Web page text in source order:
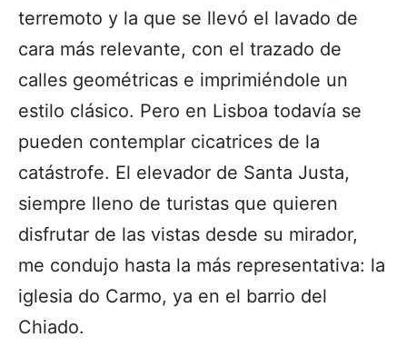
terremoto y la que se llevó el lavado de
cara más relevante, con el trazado de
calles geométricas e imprimiéndole un
estilo clásico. Pero en Lisboa todavía se
pueden contemplar cicatrices de la
catástrofe. El elevador de Santa Justa,
siempre lleno de turistas que quieren
disfrutar de las vistas desde su mirador,
me condujo hasta la más representativa: la
iglesia do Carmo, ya en el barrio del
Chiado.